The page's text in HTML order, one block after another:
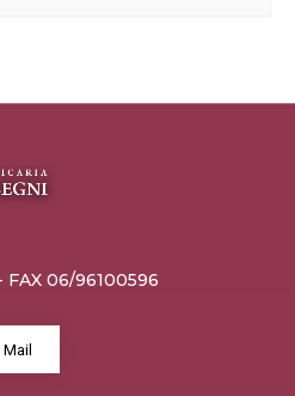
FAX 06/96100596